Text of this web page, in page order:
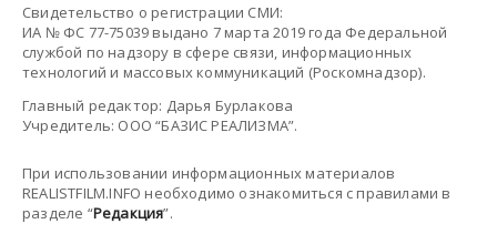
Свидетельство о регистрации СМИ:
ИА № ФС 77-75039 выдано 7 марта 2019 года Федеральной
службой по надзору в сфере связи, информационных
технологий и массовых коммуникаций (Роскомнадзор).
Главный редактор: Дарья Бурлакова
Учредитель: ООО “БАЗИС РЕАЛИЗМА”.
При использовании информационных материалов
REALISTFILM.INFO необходимо ознакомиться с правилами в
разделе “Редакция”.